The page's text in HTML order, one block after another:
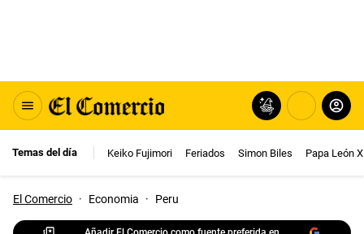
Temas del día Keiko Fujimori Feriados Simon Biles Papa León
El Comercio · Economia · Peru